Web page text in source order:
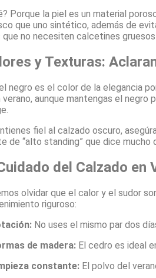
Porque la piel es un material
que uno sintético, además de
que no necesiten calcetines
y Texturas:
negro es el color de la elegancia
verano, aunque mantengas el
fiel al calzado oscuro,
de “alto standing” que dice mucho
del Calzado en
olvidar que el calor y el sudor
riguroso:
No uses el mismo par dos
de madera: El cedro es ideal
constante: El polvo del